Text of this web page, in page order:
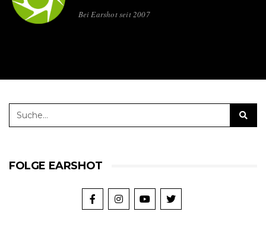
Bei Earshot seit 2007
FOLGE EARSHOT